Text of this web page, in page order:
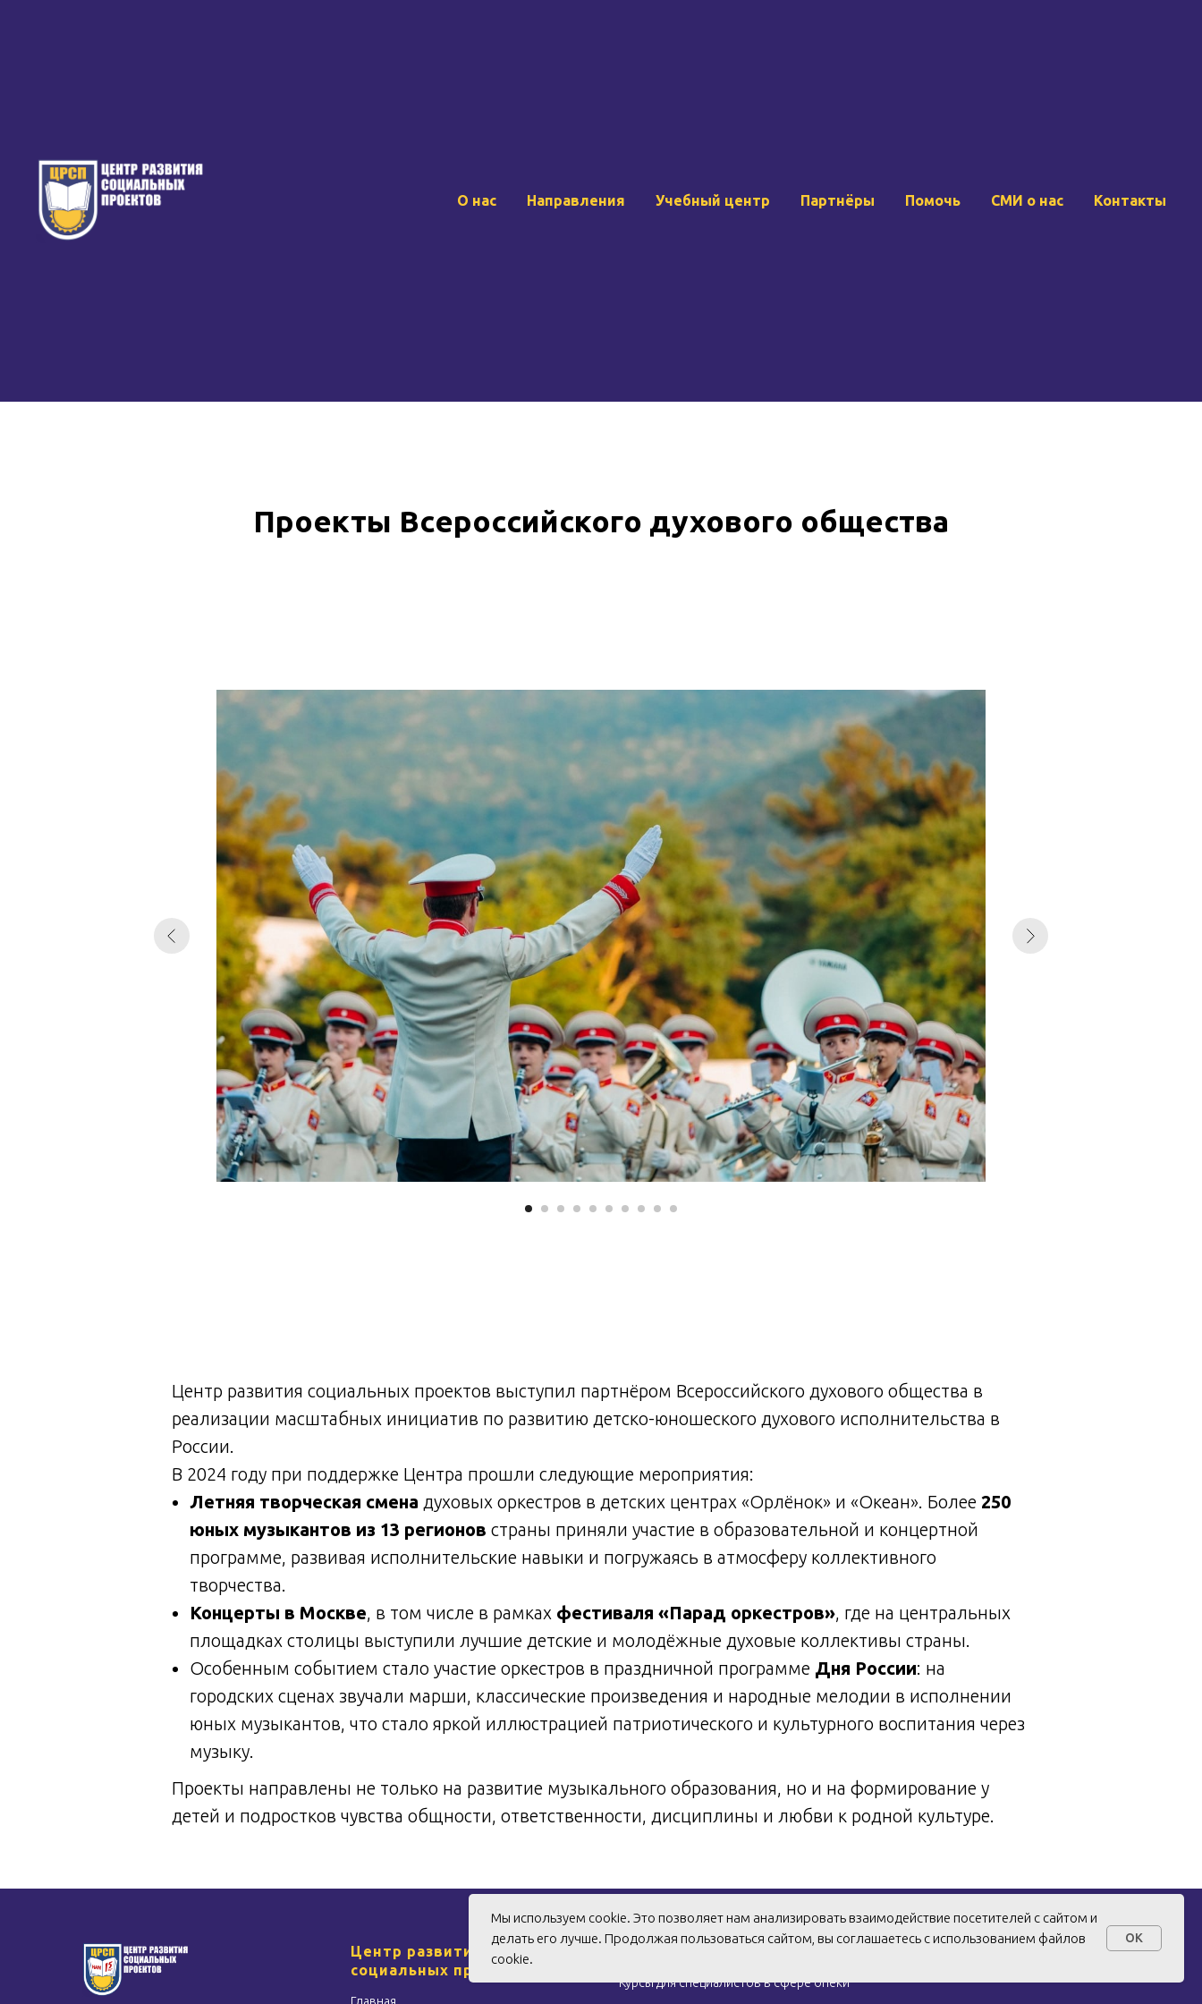
О нас Направления Учебный центр Партнёры Помочь СМИ о нас Контакты
Проекты Всероссийского духового общества
Центр развития социальных проектов выступил партнёром Всероссийского духового общества в
реализации масштабных инициатив по развитию детско-юношеского духового исполнительства в
России.
В 2024 году при поддержке Центра прошли следующие мероприятия:
Летняя творческая смена духовых оркестров в детских центрах «Орлёнок» и «Океан». Более 250
юных музыкантов из 13 регионов страны приняли участие в образовательной и концертной
программе, развивая исполнительские навыки и погружаясь в атмосферу коллективного
творчества.
Концерты в Москве, в том числе в рамках фестиваля «Парад оркестров», где на центральных
площадках столицы выступили лучшие детские и молодёжные духовые коллективы страны.
Особенным событием стало участие оркестров в праздничной программе Дня России: на
городских сценах звучали марши, классические произведения и народные мелодии в исполнении
юных музыкантов, что стало яркой иллюстрацией патриотического и культурного воспитания через
музыку.
Проекты направлены не только на развитие музыкального образования, но и на формирование у
детей и подростков чувства общности, ответственности, дисциплины и любви к родной культуре.
Мы используем cookie. Это позволяет нам анализировать взаимодействие посетителей с сайтом и
делать его лучше. Продолжая пользоваться сайтом, вы соглашаетесь с использованием файлов
cookie.
OK
Центр развития
социальных проектов
Курсы для специалистов в сфере опеки